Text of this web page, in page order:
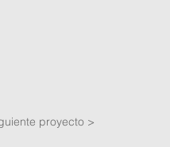
proyecto >